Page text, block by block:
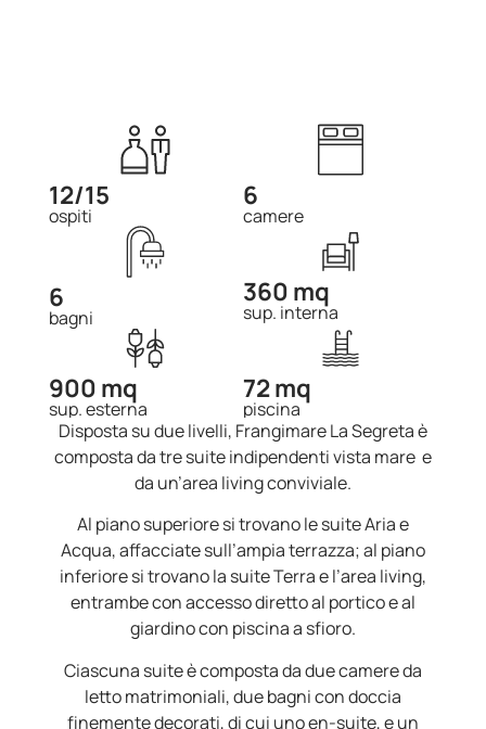
12/15
ospiti
6
camere
6
bagni
360 mq
sup. interna
900 mq
sup. esterna
72 mq
piscina
Disposta su due livelli, Frangimare La Segreta è
composta da tre suite indipendenti vista mare e
da un’area living conviviale.
Al piano superiore si trovano le suite Aria e
Acqua, affacciate sull’ampia terrazza; al piano
inferiore si trovano la suite Terra e l’area living,
entrambe con accesso diretto al portico e al
giardino con piscina a sfioro.
Ciascuna suite è composta da due camere da
letto matrimoniali, due bagni con doccia
finemente decorati, di cui uno en-suite, e un